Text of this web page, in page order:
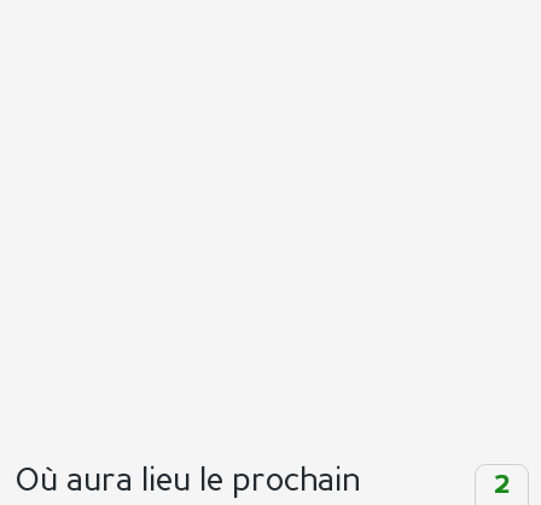
2
Où aura lieu le prochain